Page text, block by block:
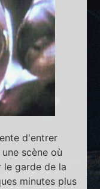
d'entrer
scène où
le garde de la
minutes plus